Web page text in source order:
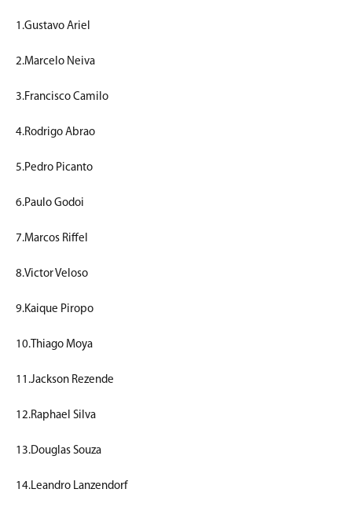
1.Gustavo Ariel
2.Marcelo Neiva
3.Francisco Camilo
4.Rodrigo Abrao
5.Pedro Picanto
6.Paulo Godoi
7.Marcos Riffel
8.Victor Veloso
9.Kaique Piropo
10.Thiago Moya
11.Jackson Rezende
12.Raphael Silva
13.Douglas Souza
14.Leandro Lanzendorf